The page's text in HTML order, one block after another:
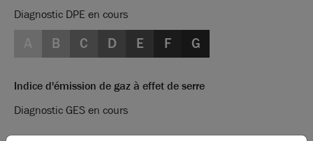
Diagnostic DPE en cours
B C D E F G
Indice d'émission de gaz à effet de serre
Diagnostic GES en cours